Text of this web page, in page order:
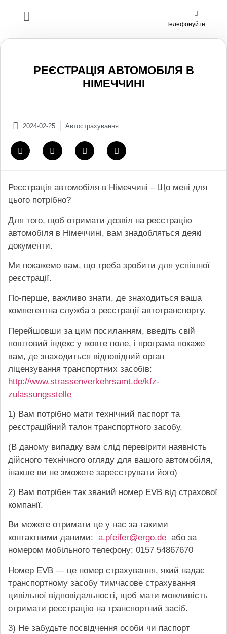
Телефонуйте
РЕЄСТРАЦІЯ АВТОМОБІЛЯ В
НІМЕЧЧИНІ
2024-02-25 Автострахування
Реєстрація автомобіля в Німеччині – Що мені для
цього потрібно?
Для того, щоб отримати дозвіл на реєстрацію
автомобіля в Німеччині, вам знадобляться деякі
документи.
Ми покажемо вам, що треба зробити для успішної
реєстрації.
По-перше, важливо знати, де знаходиться ваша
компетентна служба з реєстрації автотранспорту.
Перейшовши за цим посиланням, введіть свій
поштовий індекс у жовте поле, і програма покаже
вам, де знаходиться відповідний орган
ліцензування транспортних засобів:
http://www.strassenverkehrsamt.de/kfz-
zulassungsstelle
1) Вам потрібно мати технічний паспорт та
реєстраційний талон транспортного засобу.
(В даному випадку вам слід перевірити наявність
дійсного технічного огляду для вашого автомобіля,
інакше ви не зможете зареєструвати його)
2) Вам потрібен так званий номер EVB від страхової
компанії.
Ви можете отримати це у нас за такими
контактними даними: a.pfeifer@ergo.de або за
номером мобільного телефону: 0157 54867670
Номер EVB — це номер страхування, який надає
транспортному засобу тимчасове страхування
цивільної відповідальності, щоб мати можливість
отримати реєстрацію на транспортний засіб.
3) Не забудьте посвідчення особи чи паспорт